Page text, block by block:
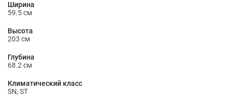
Ширина
59.5 см
Высота
203 см
Глубина
68.2 см
Климатический класс
SN, ST